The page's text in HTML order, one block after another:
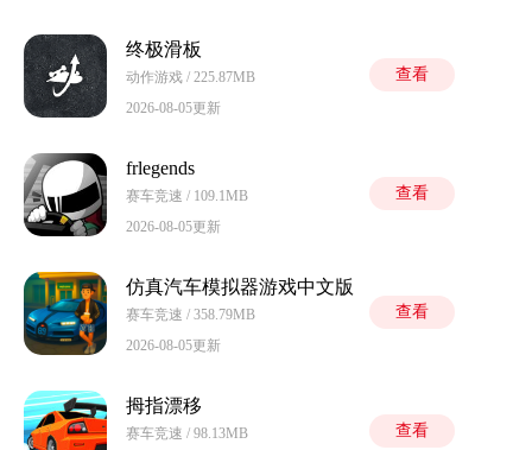
终极滑板
动作游戏 / 225.87MB
2026-08-05更新
查看
frlegends
赛车竞速 / 109.1MB
2026-08-05更新
查看
仿真汽车模拟器游戏中文版
赛车竞速 / 358.79MB
2026-08-05更新
查看
拇指漂移
赛车竞速 / 98.13MB
查看